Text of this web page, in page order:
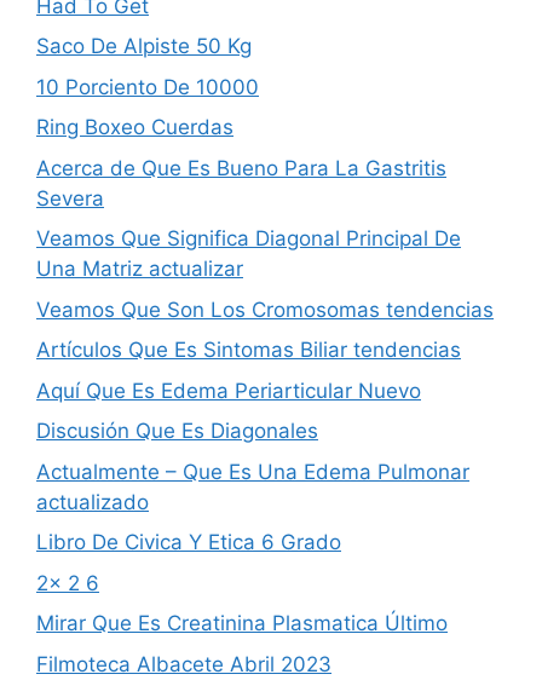
Had To Get
Saco De Alpiste 50 Kg
10 Porciento De 10000
Ring Boxeo Cuerdas
Acerca de Que Es Bueno Para La Gastritis
Severa
Veamos Que Significa Diagonal Principal De
Una Matriz actualizar
Veamos Que Son Los Cromosomas tendencias
Artículos Que Es Sintomas Biliar tendencias
Aquí Que Es Edema Periarticular Nuevo
Discusión Que Es Diagonales
Actualmente – Que Es Una Edema Pulmonar
actualizado
Libro De Civica Y Etica 6 Grado
2x 2 6
Mirar Que Es Creatinina Plasmatica Último
Filmoteca Albacete Abril 2023